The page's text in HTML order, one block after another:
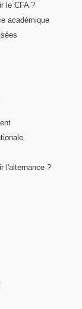
le CFA ?
académique
l'alternance ?